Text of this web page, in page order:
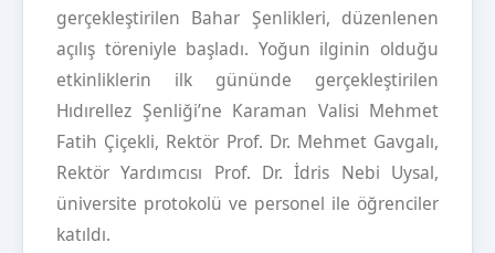
gerçekleştirilen Bahar Şenlikleri, düzenlenen
açılış töreniyle başladı. Yoğun ilginin olduğu
etkinliklerin ilk gününde gerçekleştirilen
Hıdırellez Şenliği’ne Karaman Valisi Mehmet
Fatih Çiçekli, Rektör Prof. Dr. Mehmet Gavgalı,
Rektör Yardımcısı Prof. Dr. İdris Nebi Uysal,
üniversite protokolü ve personel ile öğrenciler
katıldı.